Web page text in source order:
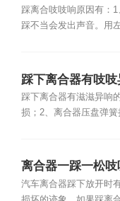
踩离合吱吱响原因有：
踩不当会发出声音。用
踩下离合器有吱吱
踩下离合器有滋滋异响
损；2、离合器压盘弹簧
离合器一踩一松吱
汽车离合器踩下放开时